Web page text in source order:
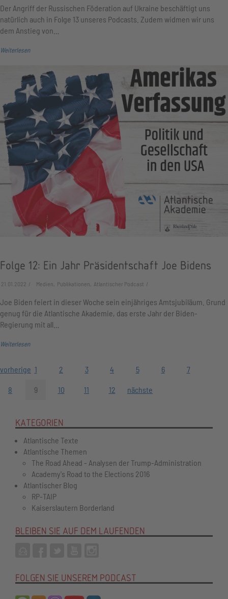
Der Angriff der Russischen Föderation auf Ukraine beschäftigt uns
natürlich auch in Folge 13 unseres Podcasts. Zudem widmen wir uns
dem Anstieg von…
Weiterlesen
Folge 12: Ein Jahr Präsidentschaft Joe Bidens
21.01.2022 Medien, Publikationen, Atlantischer Podcast
Joe Biden feiert in dieser Woche sein einjähriges Amtsjubiläum. Grund
genug für die Atlantische Akademie, das erste Jahr der Biden-
Regierung mit all…
Weiterlesen
vorherige 1 2 3 4 5 6 7
8 9 10 11 12 nächste
KATEGORIEN
Atlantische Texte
Atlantische Themen
The Road Ahead - Analysen der Trump-Administration
Academy's Road to the Elections 2016
Atlantischer Blog
RP-TAIP
Kaiserslautern Borderland
BLEIBEN SIE AUF DEM LAUFENDEN
FOLGEN SIE UNSEREM PODCAST